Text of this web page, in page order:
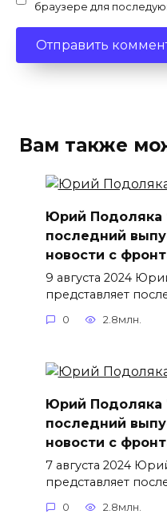
браузере для
Вам также
Юрий Подоляка
последний
новости с
9 августа 2024
представляет
0 2.8млн.
Юрий Подоляка
последний
новости с
7 августа 2024
представляет
0 2.8млн.